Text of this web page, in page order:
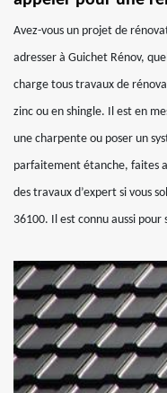
Avez-vous un projet de
adresser à Guichet Rénov,
charge tous travaux de
zinc ou en shingle. Il est en
une charpente ou poser un
parfaitement étanche, faites
des travaux d’expert si vous
36100. Il est connu aussi pour